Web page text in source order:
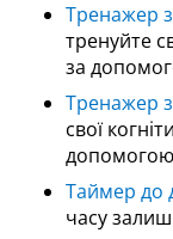
Тренажер
тренуйте
за
Тренажер
свої
Таймер до
часу